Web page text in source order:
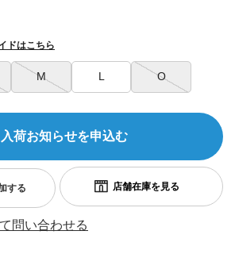
M L O
ドはこちら
する
入荷お知らせを申込む
問い合わせる